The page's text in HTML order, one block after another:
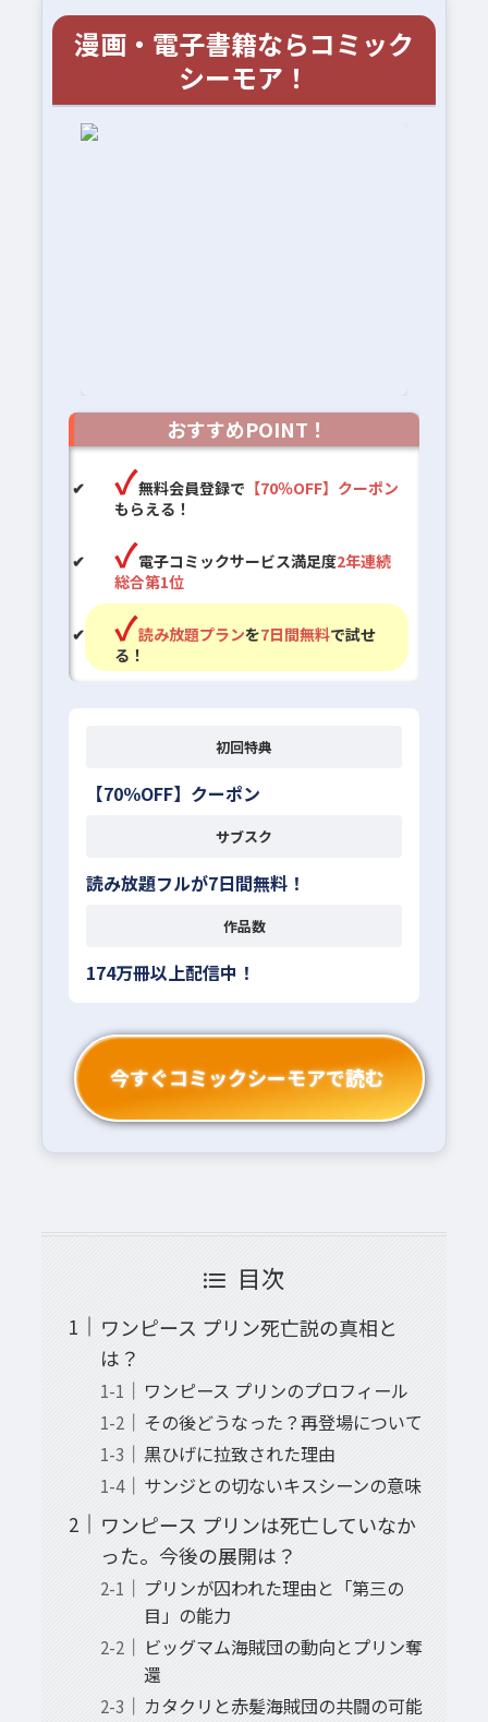
漫画・電子書籍ならコミック
シーモア！
おすすめPOINT！
無料会員登録で 【70％OFF】クーポン
もらえる！
電子コミックサービス満足度2年連続
総合第1位
読み放題プランを7日間無料で試せ
る！
初回特典
【70％OFF】クーポン
サブスク
読み放題フルが7日間無料！
作品数
174万冊以上配信中！
今すぐコミックシーモアで読む
目次
ワンピース プリン死亡説の真相と
は？
ワンピース プリンのプロフィール
その後どうなった？再登場について
黒ひげに拉致された理由
サンジとの切ないキスシーンの意味
ワンピース プリンは死亡していなか
った。今後の展開は？
プリンが囚われた理由と「第三の
目」の能力
ビッグマム海賊団の動向とプリン奪
還
カタクリと赤髪海賊団の共闘の可能